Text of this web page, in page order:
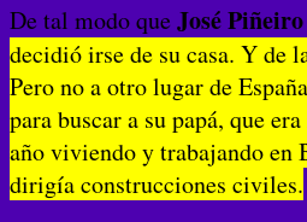
De tal modo que José Piñeiro
decidió irse de su casa. Y de
Pero no a otro lugar de
para buscar a su papá, que
año viviendo y trabajando en
dirigía construcciones civiles.